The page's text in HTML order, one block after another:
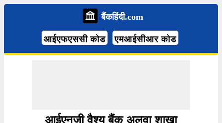
बैंकहिंदी.com
आईएफएससी कोड एमआईसीआर कोड
आईएनजी वैश्य बैंक अलुवा शाखा